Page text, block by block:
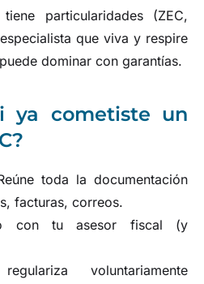
particularidades (ZEC,
que viva y respire
dominar con garantías.
ya cometiste un
toda la documentación
facturas, correos.
con tu asesor fiscal (y
voluntariamente